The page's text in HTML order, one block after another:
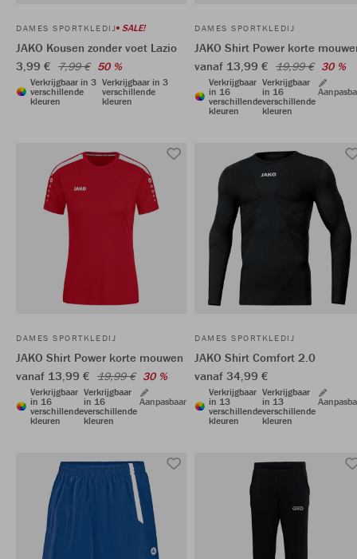
DAMES SPORTKLEDIJ SALE!
JAKO Kousen zonder voet Lazio
3,99 € 7,99 € 50 %
Verkrijgbaar in 3
verschillende
kleuren
Verkrijgbaar in 3
verschillende
kleuren
DAMES SPORTKLEDIJ
JAKO Shirt Power korte
vanaf 13,99 € 19,99 € 30 %
Verkrijgbaar
in 16
verschillende
kleuren
Verkrijgbaar
in 16
verschillende
kleuren
DAMES SPORTKLEDIJ
JAKO Shirt Power korte mouwen
vanaf 13,99 € 19,99 € 30 %
Verkrijgbaar
in 16
verschillende
kleuren
Verkrijgbaar
in 16
verschillende
kleuren
Aanpasbaar
DAMES SPORTKLEDIJ
JAKO Shirt Comfort 2.0
vanaf 34,99 €
Verkrijgbaar
in 13
verschillende
kleuren
Verkrijgbaar
in 13
verschillende
kleuren